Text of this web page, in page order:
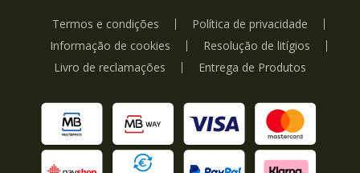
Termos e condições
Política de privacidade
Informação de cookies
Resolução de litígios
Livro de reclamações
Entrega de Produtos